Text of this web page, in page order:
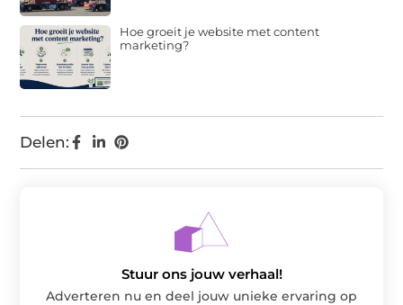
Delen:
Hoe groeit je website met content
marketing?
Stuur ons jouw verhaal!
Adverteren nu en deel jouw unieke ervaring op